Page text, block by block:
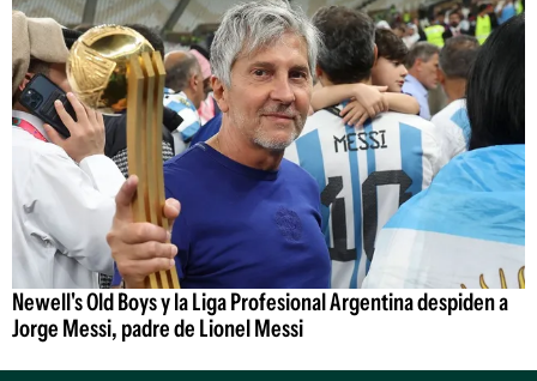
Newell's Old Boys y la Liga Profesional Argentina despiden a
Jorge Messi, padre de Lionel Messi